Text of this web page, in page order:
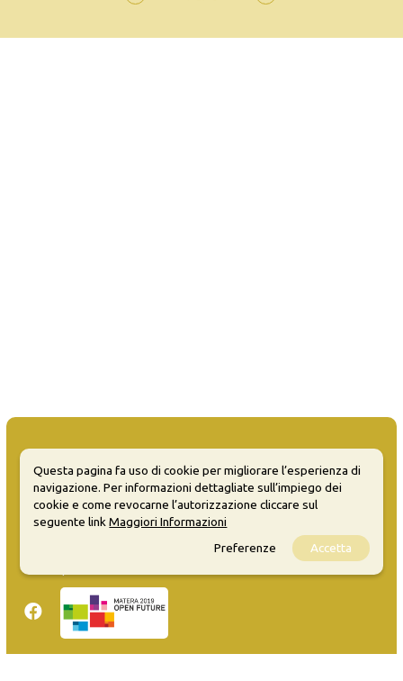
MATERA WELCOME EVENTS
Questa pagina fa uso di cookie per migliorare l’esperienza di
navigazione. Per informazioni dettagliate sull’impiego dei
cookie e come revocarne l’autorizzazione cliccare sul
seguente linkMaggiori Informazioni
Preferenze
Accetta